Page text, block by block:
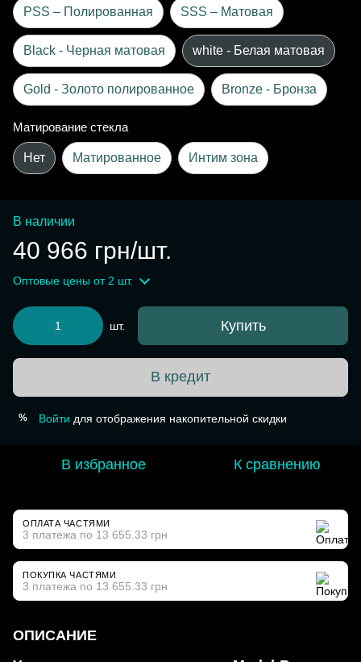
PSS – Полированная SSS – Матовая
Black - Черная матовая white - Белая матовая
Gold - Золото полированное Bronze - Бронза
Матирование стекла
Нет Матированное Интим зона
В наличии
40 966 грн/шт.
Оптовые цены от 2 шт.
шт. Купить
В кредит
% Войти для отображения накопительной скидки
В избранное К сравнению
ОПЛАТА ЧАСТЯМИ
3 платежа по 13 655.33 грн
ПОКУПКА ЧАСТЯМИ
3 платежа по 13 655.33 грн
ОПИСАНИЕ